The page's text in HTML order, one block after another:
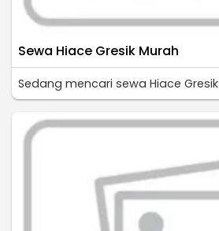
Sewa Hiace Gresik Murah
Sedang mencari sewa Hiace